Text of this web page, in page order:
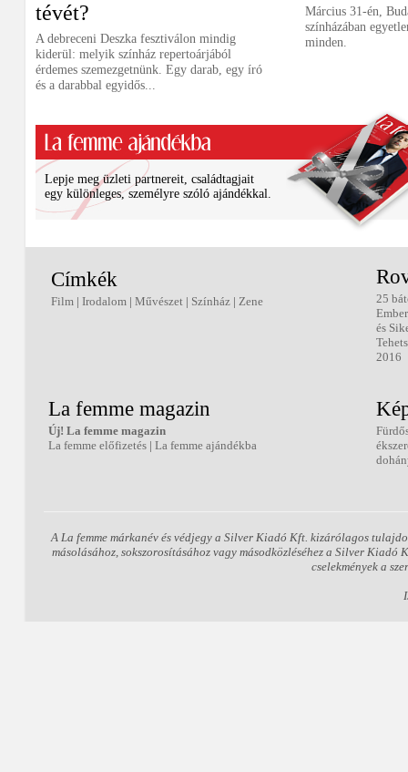
tévét?
A debreceni Deszka fesztiválon mindig
kiderül: melyik színház repertoárjából
érdemes szemezgetnünk. Egy darab, egy író
és a darabbal egyidős...
Március 31-én,
színházában
minden.
Lepje meg üzleti partnereit, családtagjait
egy különleges, személyre szóló ajándékkal.
Címkék
Film | Irodalom | Művészet | Színház | Zene
25
és
2016
La femme magazin
Új! La femme magazin
La femme előfizetés | La femme ajándékba
A La femme márkanév és védjegy a Silver Kiadó Kft. kizárólagos
másolásához, sokszorosításához vagy másodközléséhez a Silver
cselekmények a